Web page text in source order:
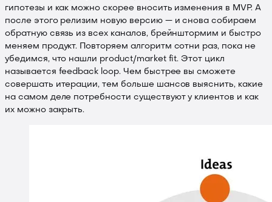
гипотезы и как можно скорее вносить изменения в MVP. А
после этого релизим новую версию — и снова собираем
обратную связь из всех каналов, брейнштормим и быстро
меняем продукт. Повторяем алгоритм сотни раз, пока не
убедимся, что нашли product/market fit. Этот цикл
называется feedback loop. Чем быстрее вы сможете
совершать итерации, тем больше шансов выяснить, какие
на самом деле потребности существуют у клиентов и как
их можно закрыть.